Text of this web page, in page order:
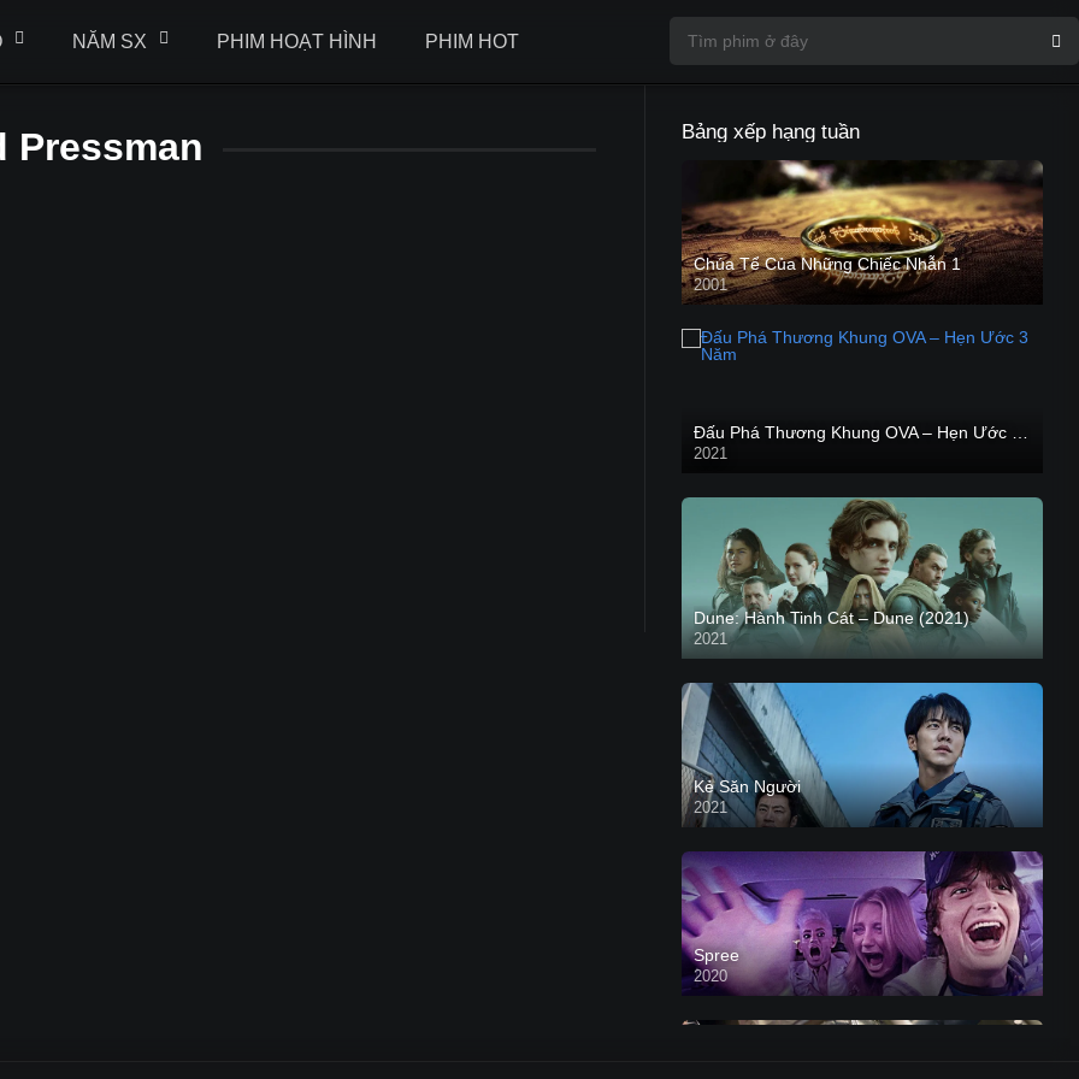
NĂM SX PHIM HOẠT HÌNH PHIM HOT
Pressman Bảng xếp hạng tuần
Chúa Tể Của Những Chiếc Nhẫn 1
2001
2021
Dune: Hành Tinh Cát – Dune (2021)
2021
HD VIETSUB
Kẻ Săn Người
2021
Spree
2020